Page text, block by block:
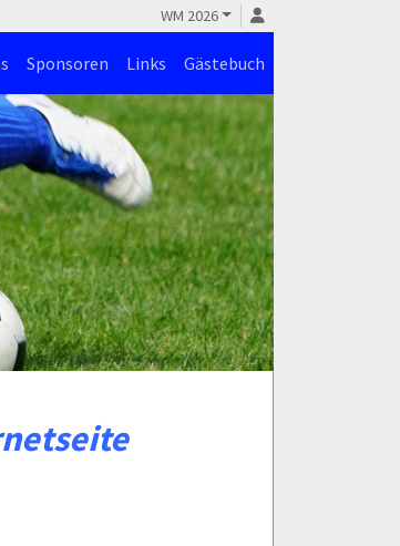
WM 2026
Sponsoren Links Gästebuch